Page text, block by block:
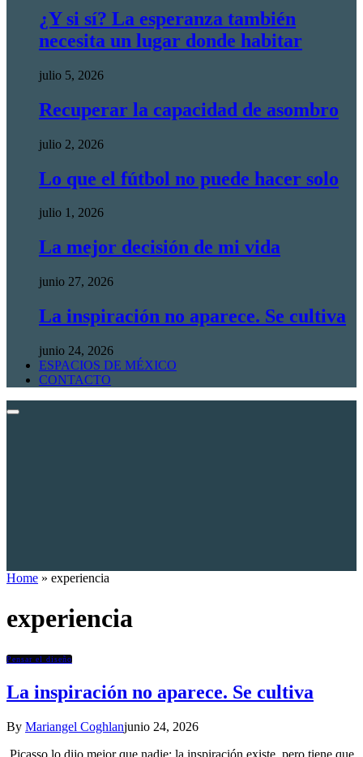
¿Y si sí? La esperanza también
necesita un lugar donde habitar
julio 5, 2026
Recuperar la capacidad de asombro
julio 2, 2026
Lo que el fútbol no puede hacer solo
julio 1, 2026
La mejor decisión de mi vida
junio 27, 2026
La inspiración no aparece. Se cultiva
junio 24, 2026
ESPACIOS DE MÉXICO
CONTACTO
Home » experiencia
experiencia
Pensar el diseño
La inspiración no aparece. Se cultiva
By Mariangel Coghlanjunio 24, 2026
Picasso lo dijo mejor que nadie: la inspiración existe, pero tiene que